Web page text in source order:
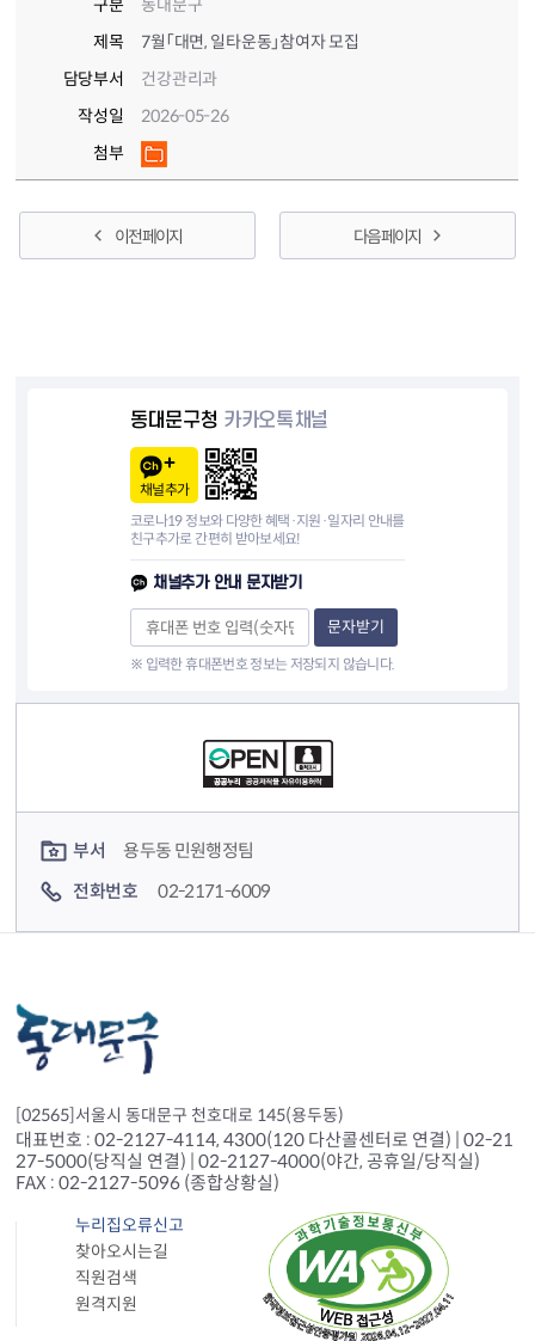
구분
동대문구
제목
7월「대면, 일타운동」참여자 모집
담당부서
건강관리과
작성일
2026-05-26
첨부
이전 페이지 다음 페이지
동대문구청 카카오톡채널
채널추가
코로나19 정보와 다양한 혜택·지원·일자리 안내를
친구추가로 간편히 받아보세요!
채널추가 안내 문자받기
문자받기
※ 입력한 휴대폰번호 정보는 저장되지 않습니다.
부서
용두동 민원행정팀
전화번호
02-2171-6009
[02565]서울시 동대문구 천호대로 145(용두동)
대표번호 : 02-2127-4114, 4300(120 다산콜센터로 연결) | 02-21
27-5000(당직실 연결) | 02-2127-4000(야간, 공휴일/당직실)
FAX : 02-2127-5096 (종합상황실)
누리집오류신고
찾아오시는길
직원검색
원격지원